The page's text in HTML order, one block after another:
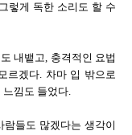
렇게 독한 소리도 할 수
내뱉고, 충격적인 요법
르겠다. 차마 입 밖으로
낌도 들었다.
들도 많겠다는 생각이